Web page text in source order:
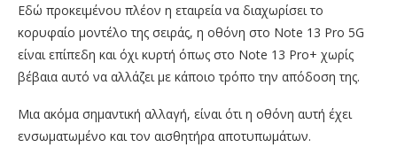
Eδώ προκειμένου πλέον η εταιρεία να διαχωρίσει το
κορυφαίο μοντέλο της σειράς, η οθόνη στο Note 13 Pro 5G
είναι επίπεδη και όχι κυρτή όπως στο Note 13 Pro+ χωρίς
βέβαια αυτό να αλλάζει με κάποιο τρόπο την απόδοση της.
Μια ακόμα σημαντική αλλαγή, είναι ότι η οθόνη αυτή έχει
ενσωματωμένο και τον αισθητήρα αποτυπωμάτων.